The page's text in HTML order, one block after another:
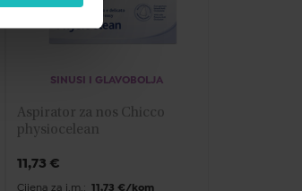
SINUSI I GLAVOBOLJA
Aspirator za nos Chicco
physiocelean
11,73 €
Cijena za j.m.: 11,73 €/kom